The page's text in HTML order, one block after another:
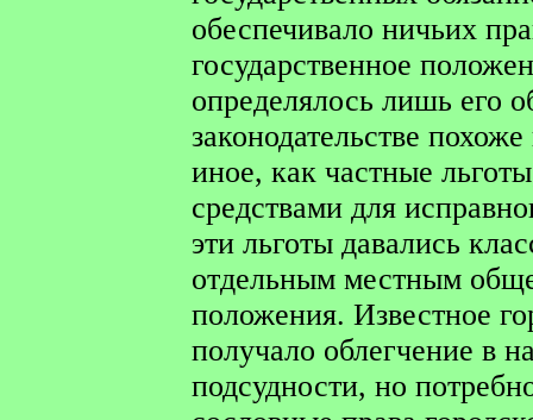
обеспечивало ничьих
государственное
определялось лишь его
законодательстве
иное, как частные
средствами для
эти льготы давались
отдельным местным
положения. Известное
получало облегчение в
подсудности, но